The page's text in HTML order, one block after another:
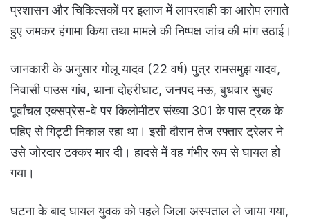
प्रशासन और चिकित्सकों पर इलाज में लापरवाही का आरोप लगाते
हुए जमकर हंगामा किया तथा मामले की निष्पक्ष जांच की मांग उठाई।
जानकारी के अनुसार गोलू यादव (22 वर्ष) पुत्र रामसमुझ यादव,
निवासी पाउस गांव, थाना दोहरीघाट, जनपद मऊ, बुधवार सुबह
पूर्वांचल एक्सप्रेस-वे पर किलोमीटर संख्या 301 के पास ट्रक के
पहिए से गिट्टी निकाल रहा था। इसी दौरान तेज रफ्तार ट्रेलर ने
उसे जोरदार टक्कर मार दी। हादसे में वह गंभीर रूप से घायल हो
गया।
घटना के बाद घायल युवक को पहले जिला अस्पताल ले जाया गया,